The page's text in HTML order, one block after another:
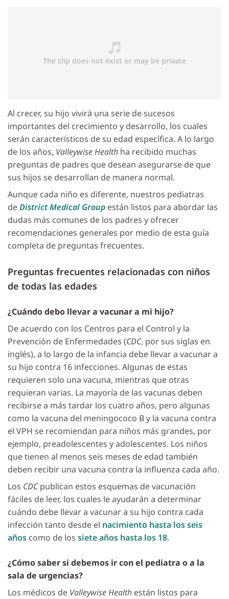
Al crecer, su hijo vivirá una serie de sucesos
importantes del crecimiento y desarrollo, los cuales
serán característicos de su edad específica. A lo largo
de los años, Valleywise Health ha recibido muchas
preguntas de padres que desean asegurarse de que
sus hijos se desarrollan de manera normal.
Aunque cada niño es diferente, nuestros pediatras
deDistrict Medical Group están listos para abordar las
dudas más comunes de los padres y ofrecer
recomendaciones generales por medio de esta guía
completa de preguntas frecuentes.
Preguntas frecuentes relacionadas con niños
de todas las edades
¿Cuándo debo llevar a vacunar a mi hijo?
De acuerdo con los Centros para el Control y la
Prevención de Enfermedades (CDC, por sus siglas en
inglés), a lo largo de la infancia debe llevar a vacunar a
su hijo contra 16 infecciones. Algunas de estas
requieren solo una vacuna, mientras que otras
requieran varias. La mayoría de las vacunas deben
recibirse a más tardar los cuatro años, pero algunas
como la vacuna del meningococo B y la vacuna contra
el VPH se recomiendan para niños más grandes, por
ejemplo, preadolescentes y adolescentes. Los niños
que tienen al menos seis meses de edad también
deben recibir una vacuna contra la influenza cada año.
Los CDCpublican estos esquemas de vacunación
fáciles de leer, los cuales le ayudarán a determinar
cuándo debe llevar a vacunar a su hijo contra cada
infección tanto desde el nacimiento hasta los seis
años como de los siete años hasta los 18.
¿Cómo saber si debemos ir con el pediatra o a la
sala de urgencias?
Los médicos de Valleywise Health están listos para